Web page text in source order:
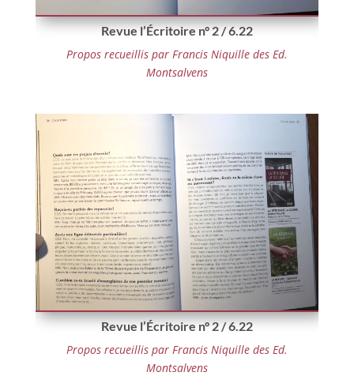
Revue l’Écritoire n° 2 / 6.22
Propos recueillis par Francis Niquille des Ed.
Montsalvens
Revue l’Écritoire n° 2 / 6.22
Propos recueillis par Francis Niquille des Ed.
Montsalvens